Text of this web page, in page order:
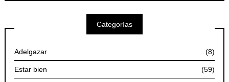
Categorías
Adelgazar (8)
Estar bien (59)